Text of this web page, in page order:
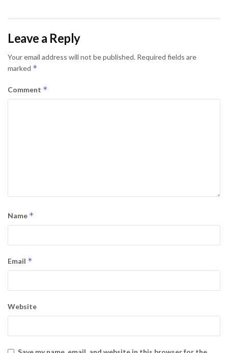
Leave a Reply
Your email address will not be published. Required fields are
marked *
Comment *
Name *
Email *
Website